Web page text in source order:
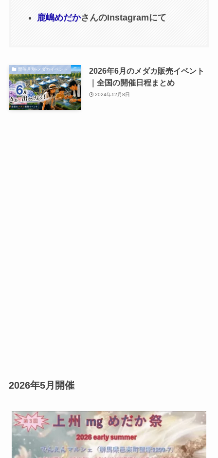
鹿嶋めだかさんのInstagramにて
開催月別-メダカイベント
2026年6月のメダカ販売イベント
｜全国の開催日程まとめ
2024年12月8日
2026年5月開催